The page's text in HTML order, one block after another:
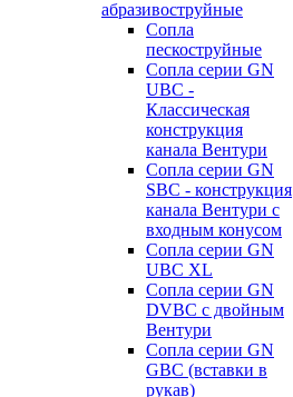
абразивоструйные
Сопла
пескоструйные
Сопла серии GN
UBC -
Классическая
конструкция
канала Вентури
Сопла серии GN
SBC - конструкция
канала Вентури c
входным конусом
Сопла серии GN
UBC XL
Сопла серии GN
DVBC с двойным
Вентури
Сопла серии GN
GBC (вставки в
рукав)